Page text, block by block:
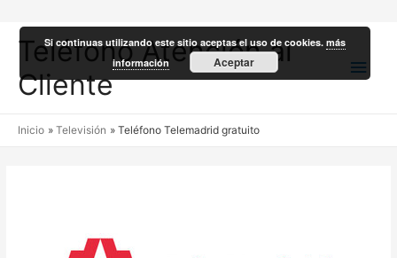
Teléfono Atención al
Cliente
Inicio Televisión Teléfono Telemadrid gratuito
Si continuas utilizando este sitio aceptas el uso de cookies.más
información
Aceptar